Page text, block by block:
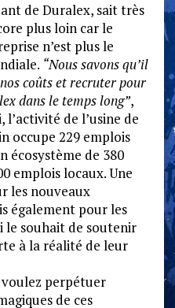
de Duralex, sait très
plus loin car le
n’est plus le
“Nous savons qu’il
coûts et recruter pour
dans le temps long”,
de l’usine de
occupe 229 emplois
écosystème de 380
emplois locaux. Une
les nouveaux
également pour les
le souhait de soutenir
à la réalité de leur
perpétuer
de ces